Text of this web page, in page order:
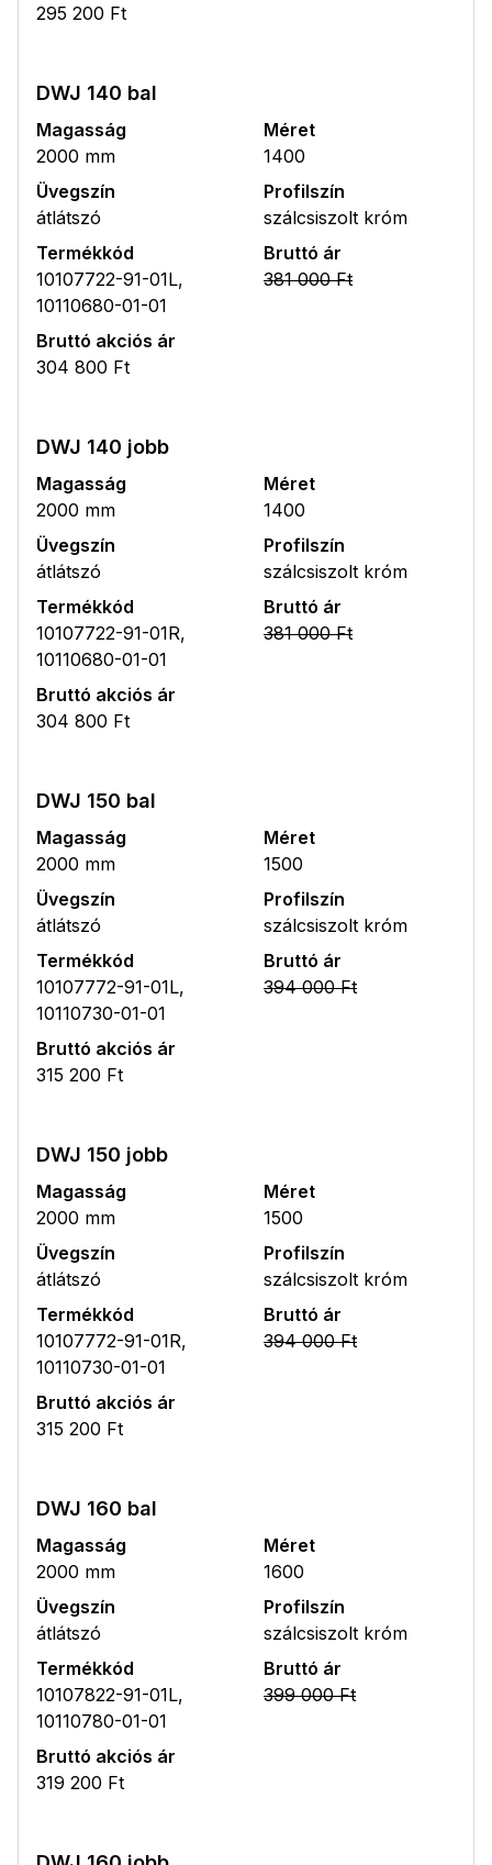
295 200 Ft
DWJ 140 bal
Magasság
2000 mm
Méret
1400
Üvegszín
átlátszó
Profilszín
szálcsiszolt króm
Termékkód
10107722-91-01L,
10110680-01-01
Bruttó ár
381 000 Ft
Bruttó akciós ár
304 800 Ft
DWJ 140 jobb
Magasság
2000 mm
Méret
1400
Üvegszín
átlátszó
Profilszín
szálcsiszolt króm
Termékkód
10107722-91-01R,
10110680-01-01
Bruttó ár
381 000 Ft
Bruttó akciós ár
304 800 Ft
DWJ 150 bal
Magasság
2000 mm
Méret
1500
Üvegszín
átlátszó
Profilszín
szálcsiszolt króm
Termékkód
10107772-91-01L,
10110730-01-01
Bruttó ár
394 000 Ft
Bruttó akciós ár
315 200 Ft
DWJ 150 jobb
Magasság
2000 mm
Méret
1500
Üvegszín
átlátszó
Profilszín
szálcsiszolt króm
Termékkód
10107772-91-01R,
10110730-01-01
Bruttó ár
394 000 Ft
Bruttó akciós ár
315 200 Ft
DWJ 160 bal
Magasság
2000 mm
Méret
1600
Üvegszín
átlátszó
Profilszín
szálcsiszolt króm
Termékkód
10107822-91-01L,
10110780-01-01
Bruttó ár
399 000 Ft
Bruttó akciós ár
319 200 Ft